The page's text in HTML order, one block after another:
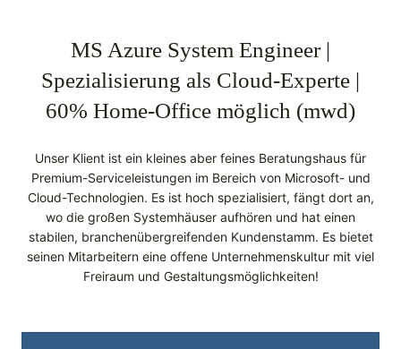
MS Azure System Engineer |
Spezialisierung als Cloud-Experte |
60% Home-Office möglich (mwd)
Unser Klient ist ein kleines aber feines Beratungshaus für
Premium-Serviceleistungen im Bereich von Microsoft- und
Cloud-Technologien. Es ist hoch spezialisiert, fängt dort an,
wo die großen Systemhäuser aufhören und hat einen
stabilen, branchenübergreifenden Kundenstamm. Es bietet
seinen Mitarbeitern eine offene Unternehmenskultur mit viel
Freiraum und Gestaltungsmöglichkeiten!